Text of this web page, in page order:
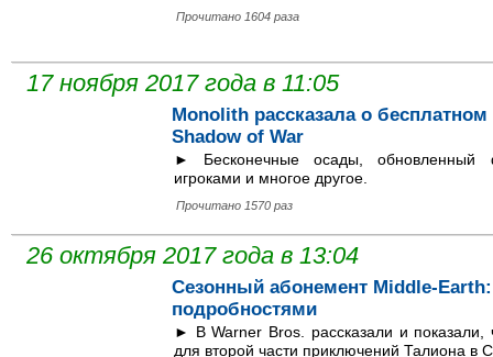
Прочитано 1604 раза
17 ноября 2017 года в 11:05
Monolith рассказала о
Shadow of War
► Бесконечные осады, обновленный
игроками и многое другое.
Прочитано 1570 раз
26 октября 2017 года в 13:04
Сезонный абонемент Middle-
подробностями
► В Warner Bros. рассказали и показали,
для второй части приключений Талиона в